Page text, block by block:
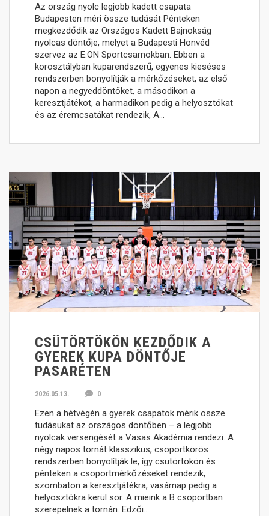
Az ország nyolc legjobb kadett csapata
Budapesten méri össze tudását Pénteken
megkezdődik az Országos Kadett Bajnokság
nyolcas döntője, melyet a Budapesti Honvéd
szervez az E.ON Sportcsarnokban. Ebben a
korosztályban kuparendszerű, egyenes kieséses
rendszerben bonyolítják a mérkőzéseket, az első
napon a negyeddöntőket, a másodikon a
keresztjátékot, a harmadikon pedig a helyosztókat
és az éremcsatákat rendezik, A…
CSÜTÖRTÖKÖN KEZDŐDIK A
GYEREK KUPA DÖNTŐJE
PASARÉTEN
2026.05.13. 0
Ezen a hétvégén a gyerek csapatok mérik össze
tudásukat az országos döntőben – a legjobb
nyolcak versengését a Vasas Akadémia rendezi. A
négy napos tornát klasszikus, csoportkörös
rendszerben bonyolítják le, így csütörtökön és
pénteken a csoportmérkőzéseket rendezik,
szombaton a keresztjátékra, vasárnap pedig a
helyosztókra kerül sor. A mieink a B csoportban
szerepelnek a tornán. Edzői…